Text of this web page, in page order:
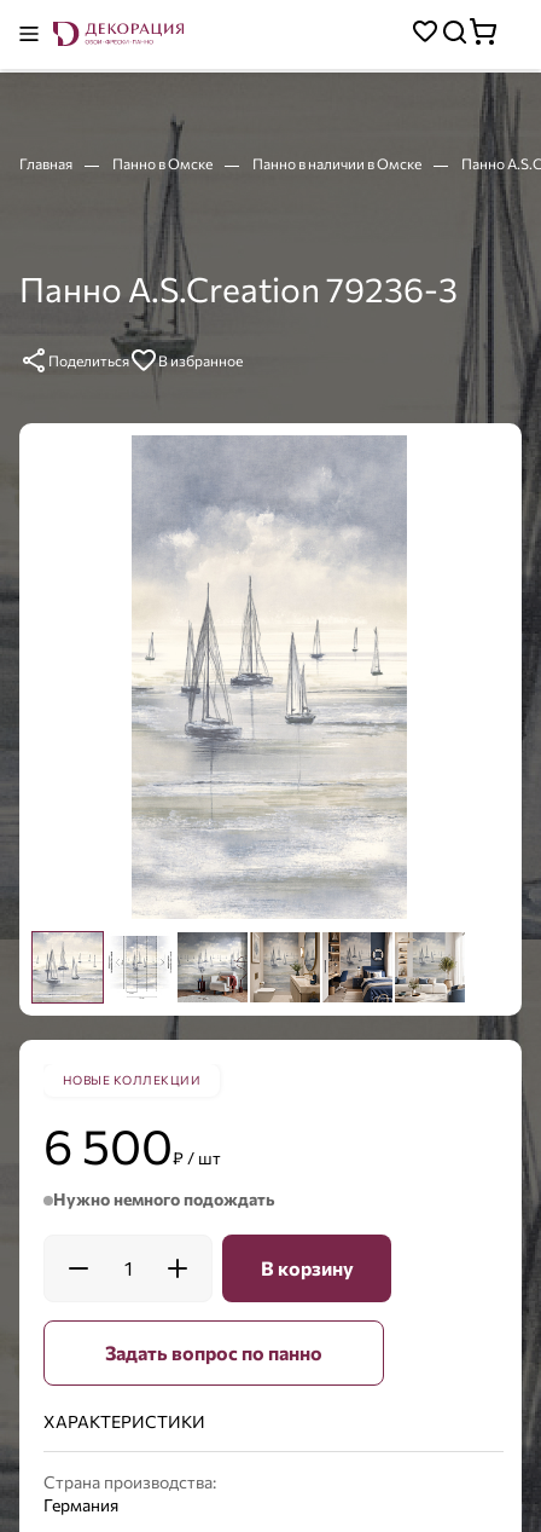
Главная Панно в Омске Панно в наличии в Омске Панно
Панно A.S.Creation 79236-3
Поделиться В избранное
НОВЫЕ КОЛЛЕКЦИИ
6 500₽ / шт
Нужно немного подождать
1 В корзину
Задать вопрос по панно
ХАРАКТЕРИСТИКИ
Страна производства:
Германия